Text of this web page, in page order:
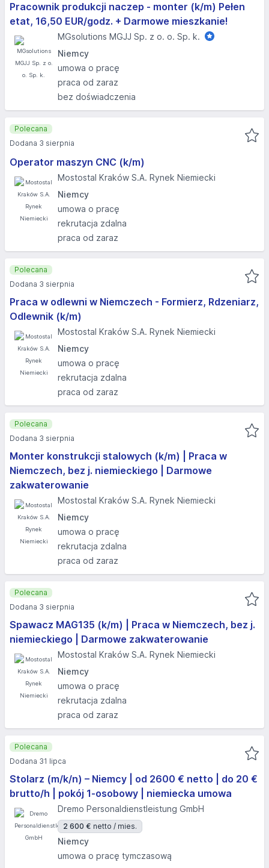
Pracownik produkcji naczep - monter (k/m) Pełen
etat, 16,50 EUR/godz. + Darmowe mieszkanie!
MGsolutions MGJJ Sp. z o. o. Sp. k.
Niemcy
umowa o pracę
praca od zaraz
bez doświadczenia
Operator maszyn CNC (k/m)
Mostostal Kraków S.A. Rynek Niemiecki
Niemcy
umowa o pracę
rekrutacja zdalna
praca od zaraz
Polecana
Dodana 3 sierpnia
Praca w odlewni w Niemczech - Formierz, Rdzeniarz,
Odlewnik (k/m)
Mostostal Kraków S.A. Rynek Niemiecki
Niemcy
umowa o pracę
rekrutacja zdalna
praca od zaraz
Polecana
Dodana 3 sierpnia
Monter konstrukcji stalowych (k/m) | Praca w
Niemczech, bez j. niemieckiego | Darmowe
zakwaterowanie
Mostostal Kraków S.A. Rynek Niemiecki
Niemcy
umowa o pracę
rekrutacja zdalna
praca od zaraz
Polecana
Dodana 3 sierpnia
Spawacz MAG135 (k/m) | Praca w Niemczech, bez j.
niemieckiego | Darmowe zakwaterowanie
Mostostal Kraków S.A. Rynek Niemiecki
Niemcy
umowa o pracę
rekrutacja zdalna
praca od zaraz
Polecana
Dodana 3 sierpnia
Stolarz (m/k/n) – Niemcy | od 2600 € netto | do 20 €
brutto/h | pokój 1-osobowy | niemiecka umowa
Dremo Personaldienstleistung GmbH
2 600 € netto / mies.
Niemcy
umowa o pracę tymczasową
Polecana
Dodana 31 lipca